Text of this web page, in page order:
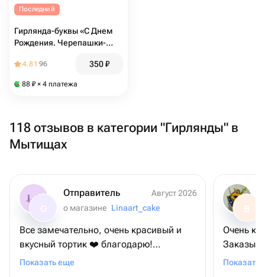
Последний
Гирлянда-буквы «С Днем
Рождения. Черепашки-
4.81 96 350₽
88 ₽ × 4 платежа
118 отзывов в категории "Гирлянды" в
Мытищах
Отправитель
Август 2026
о магазине Linaart_cake
Все замечательно, очень красивый и
вкусный тортик ❤️ благодарю!
Привезли вовремя🙌🏻
Показать еще
В
Очень
слегка
Показать